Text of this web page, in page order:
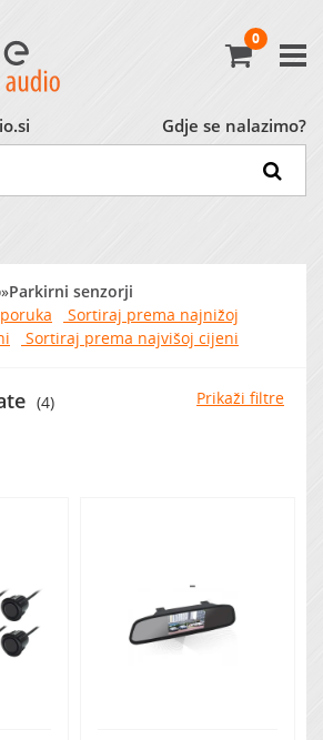
0
Gdje se nalazimo?
»Parkirni senzorji
Sortiraj prema najnižoj
Sortiraj prema najvišoj cijeni
(4) Prikaži filtre